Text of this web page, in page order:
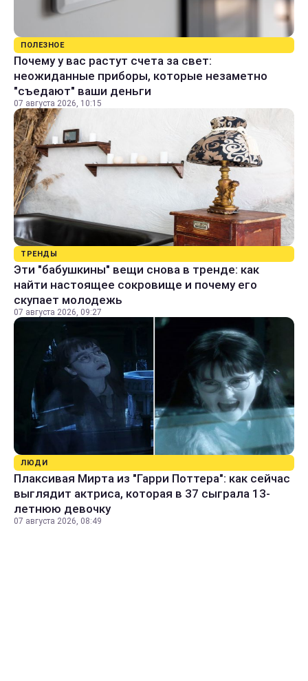
ПОЛЕЗНОЕ
Почему у вас растут счета за свет:
неожиданные приборы, которые незаметно
"съедают" ваши деньги
07 августа 2026, 10:15
ТРЕНДЫ
Эти "бабушкины" вещи снова в тренде: как
найти настоящее сокровище и почему его
скупает молодежь
07 августа 2026, 09:27
ЛЮДИ
Плаксивая Мирта из "Гарри Поттера": как сейчас
выглядит актриса, которая в 37 сыграла 13-
летнюю девочку
07 августа 2026, 08:49